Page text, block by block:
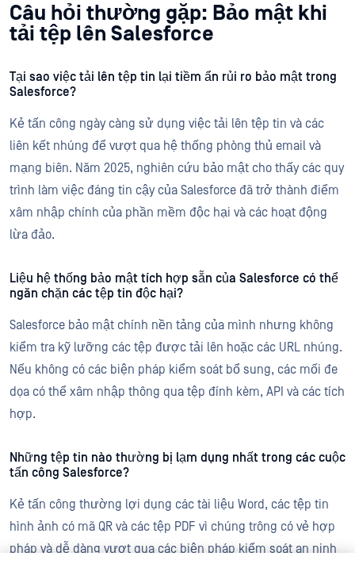
Câu hỏi thường gặp: Bảo mật khi
tải tệp lên Salesforce
Tại sao việc tải lên tệp tin lại tiềm ẩn rủi ro bảo mật trong
Salesforce?
Kẻ tấn công ngày càng sử dụng việc tải lên tệp tin và các
liên kết nhúng để vượt qua hệ thống phòng thủ email và
mạng biên. Năm 2025, nghiên cứu bảo mật cho thấy các quy
trình làm việc đáng tin cậy của Salesforce đã trở thành điểm
xâm nhập chính của phần mềm độc hại và các hoạt động
lừa đảo.
Liệu hệ thống bảo mật tích hợp sẵn của Salesforce có thể
ngăn chặn các tệp tin độc hại?
Salesforce bảo mật chính nền tảng của mình nhưng không
kiểm tra kỹ lưỡng các tệp được tải lên hoặc các URL nhúng.
Nếu không có các biện pháp kiểm soát bổ sung, các mối đe
dọa có thể xâm nhập thông qua tệp đính kèm, API và các tích
hợp.
Những tệp tin nào thường bị lạm dụng nhất trong các cuộc
tấn công Salesforce?
Kẻ tấn công thường lợi dụng các tài liệu Word, các tệp tin
hình ảnh có mã QR và các tệp PDF vì chúng trông có vẻ hợp
pháp và dễ dàng vượt qua các biện pháp kiểm soát an ninh